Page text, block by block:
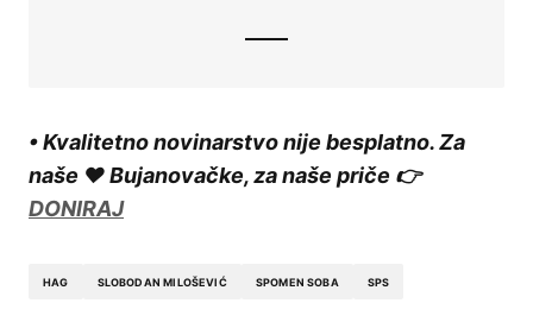
• Kvalitetno novinarstvo nije besplatno. Za
naše ❤️ Bujanovačke, za naše priče 👉
DONIRAJ
HAG SLOBODAN MILOŠEVIĆ SPOMEN SOBA SPS